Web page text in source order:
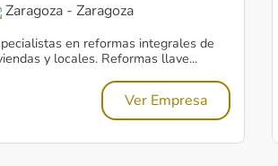
Zaragoza - Zaragoza
en reformas integrales de
y locales. Reformas llave...
Ver Empresa